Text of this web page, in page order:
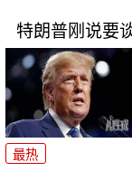
特朗普刚说要
最热